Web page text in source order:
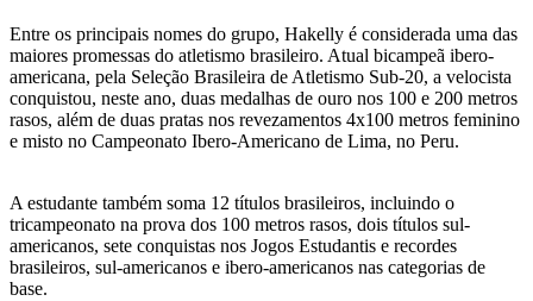
Entre os principais nomes do grupo, Hakelly é considerada uma das
maiores promessas do atletismo brasileiro. Atual bicampeã ibero-
americana, pela Seleção Brasileira de Atletismo Sub-20, a velocista
conquistou, neste ano, duas medalhas de ouro nos 100 e 200 metros
rasos, além de duas pratas nos revezamentos 4x100 metros feminino
e misto no Campeonato Ibero-Americano de Lima, no Peru.
A estudante também soma 12 títulos brasileiros, incluindo o
tricampeonato na prova dos 100 metros rasos, dois títulos sul-
americanos, sete conquistas nos Jogos Estudantis e recordes
brasileiros, sul-americanos e ibero-americanos nas categorias de
base.